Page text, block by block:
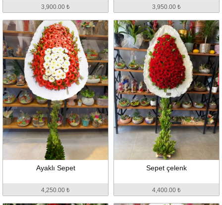
3,900.00 ₺ 3,950.00 ₺
Ayaklı Sepet
4,250.00 ₺
Sepet çelenk
4,400.00 ₺